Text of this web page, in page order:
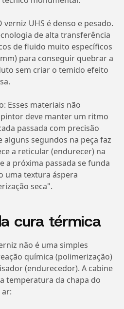
UHS é denso e pesado.
de alta transferência
de fluido muito específicos
para conseguir quebrar a
sem criar o temido efeito
Esses materiais não
deve manter um ritmo
passada com precisão
segundos na peça faz
a reticular (endurecer) na
a próxima passada se funda
uma textura áspera
seca".
cura térmica
não é uma simples
química (polimerização)
(endurecedor). A cabine
temperatura da chapa do